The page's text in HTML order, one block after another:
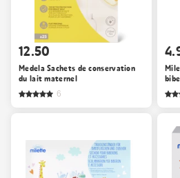
12.50
Medela Sachets de conservation
du lait maternel
6